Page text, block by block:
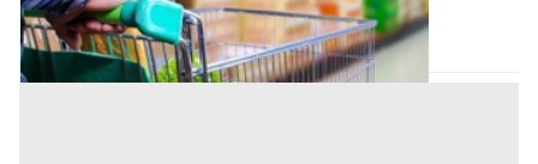
Codice asta: 37abf4d3
11/11/2026